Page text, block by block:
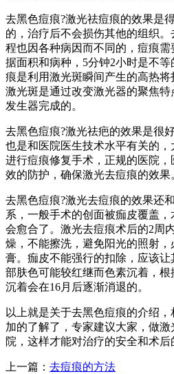
去黑色痘痕?激光祛痘痕的效果是
的，治疗后不会损伤其他的组织
程也因各种病因而不同的，痘痕
据面积和病种，5分钟2小时是不
痕是利用激光斑瞬间产生的高热
激光斑是通过改变激光器的聚焦
发生器完成的。
去黑色痘痕?激光祛疤的效果是很
也是和医院医生技术水平有关的
进行痘痕修复手术，正规的医院
效的防护，确保激光去痘痕的效果
去黑色痘痕?激光去痘痕的效果还
系，一般手术的创面被痂皮覆盖
会愈合了。激光去痘痕术后的2周
燥，不能擦洗，避免阳光的照射
膏。痂皮不能强行的扣除，应该
部肤色可能较红继而色素沉着，
沉着会在16月后逐渐消退的。
以上就是关于去黑色痘痕的介绍
加的了解了，专家建议大家，做
院，这样才能对治疗的安全和术后
上一篇： 去痘痕的方法